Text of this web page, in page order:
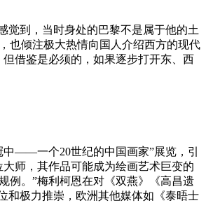
觉到，当时身处的巴黎不是属于他的土
也倾注极大热情向国人介绍西方的现代
借鉴是必须的，如果逐步打开东、西
——一个20世纪的中国画家”展览，引
师，其作品可能成为绘画艺术巨变的
例。”梅利柯恩在对《双燕》《高昌遗
和极力推崇，欧洲其他媒体如《泰晤士